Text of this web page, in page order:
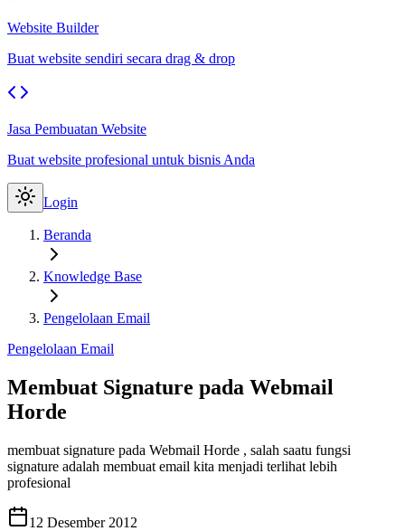
Website Builder
Buat website sendiri secara drag & drop
Jasa Pembuatan Website
Buat website profesional untuk bisnis Anda
Login
Beranda
Knowledge Base
Pengelolaan Email
Pengelolaan Email
Membuat Signature pada Webmail
Horde
membuat signature pada Webmail Horde , salah saatu fungsi
signature adalah membuat email kita menjadi terlihat lebih
profesional
12 Desember 2012